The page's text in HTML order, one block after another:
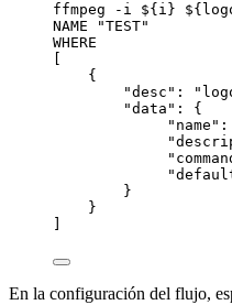
ffmpeg -i ${ i } ${
NAME
"TEST"
WHERE
{
"desc " : "
"data " : {
" name " :
"
"
"
}
}
En la configuración del flujo,